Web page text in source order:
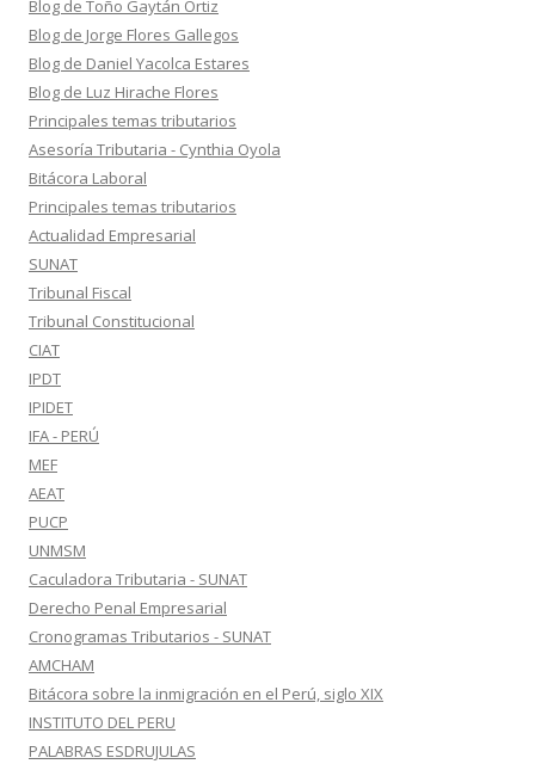
Blog de Toño Gaytán Ortiz
Blog de Jorge Flores Gallegos
Blog de Daniel Yacolca Estares
Blog de Luz Hirache Flores
Principales temas tributarios
Asesoría Tributaria - Cynthia Oyola
Bitácora Laboral
Principales temas tributarios
Actualidad Empresarial
SUNAT
Tribunal Fiscal
Tribunal Constitucional
CIAT
IPDT
IPIDET
IFA - PERÚ
MEF
AEAT
PUCP
UNMSM
Caculadora Tributaria - SUNAT
Derecho Penal Empresarial
Cronogramas Tributarios - SUNAT
AMCHAM
Bitácora sobre la inmigración en el Perú, siglo XIX
INSTITUTO DEL PERU
PALABRAS ESDRUJULAS